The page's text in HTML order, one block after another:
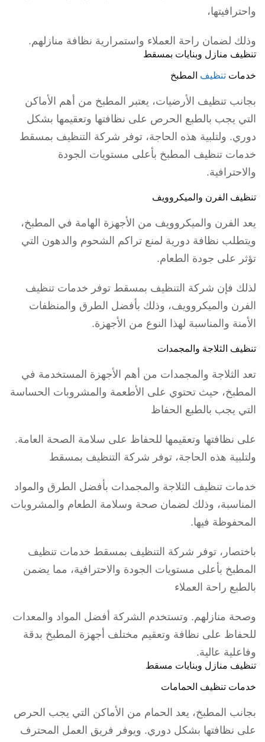
واحترافيتها،
وذلك لضمان راحة العملاء واستمرارية نظافة منازلهم.
تنظيف منازل وبنايات بمسقط
خدمات تنظيف المطبخ
بجانب تنظيف الأرضيات، يعتبر المطبخ من أهم الأماكن
التي يجب بالطبع الحرص على نظافتها وتعقيمها بشكل
دوري. ولتلبية هذه الحاجة، توفر شركة التنظيف بمسقط
خدمات تنظيف المطبخ بأعلى مستويات الجودة
والاحترافية.
تنظيف الفرن والميكروويف
يعد الفرن والميكروويف من الأجهزة الهامة في المطبخ،
ويتطلب نظافة دورية لمنع تراكم الشحوم والدهون التي
تؤثر على جودة الطعام.
لذلك فإن شركة التنظيف بمسقط توفر خدمات تنظيف
الفرن والميكروويف، وذلك بأفضل الطرق والمنظفات
الأمنة والمناسبة لهذا النوع من الأجهزة.
تنظيف الثلاجة والمجمدات
تعد الثلاجة والمجمدات من أهم الأجهزة المستخدمة في
المطبخ، حيث تحتوي على الأطعمة والمشروبات الحساسة
التي يجب بالطبع الحفاظ
على نظافتها وتعقيمها للحفاظ على سلامة الصحة العامة.
ولتلبية هذه الحاجة، توفر شركة التنظيف بمسقط
خدمات تنظيف الثلاجة والمجمدات بأفضل الطرق والمواد
المناسبة، وذلك لضمان صحة وسلامة الطعام والمشروبات
المحفوظة فيها.
باختصار، توفر شركة التنظيف بمسقط خدمات تنظيف
المطبخ بأعلى مستويات الجودة والاحترافية، مما يضمن
بالطبع راحة العملاء
وصحة منازلهم. وتستخدم الشركة أفضل المواد والمعدات
للحفاظ على نظافة وتعقيم مختلف أجهزة المطبخ بدقة
وفاعلية عالية.
تنظيف منازل وبنايات مسقط
خدمات تنظيف الحمامات
بجانب المطبخ، يعد الحمام من الأماكن التي يجب الحرص
على نظافتها بشكل دوري. ويوفر فريق العمل المحترف